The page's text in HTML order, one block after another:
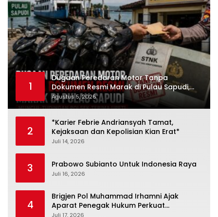
1
Dugaan Peredaran Motor Tanpa
Dokumen Resmi Marak di Pulau Sapudi,
Polsek Diduga Terima Upeti
Agustus 5, 2026
2
*Karier Febrie Andriansyah Tamat,
Kejaksaan dan Kepolisian Kian Erat*
Juli 14, 2026
3 Prabowo Subianto Untuk Indonesia Raya
Juli 16, 2026
4
Brigjen Pol Muhammad Irhamni Ajak
Aparat Penegak Hukum Perkuat
Kolaborasi Berantas Kejahatan
Juli 17, 2026